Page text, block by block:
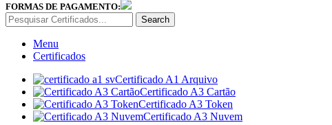
FORMAS DE PAGAMENTO:
Search
Menu
Certificados
Certificado A1 Arquivo
Certificado A3 Cartão
Certificado A3 Token
Certificado A3 Nuvem